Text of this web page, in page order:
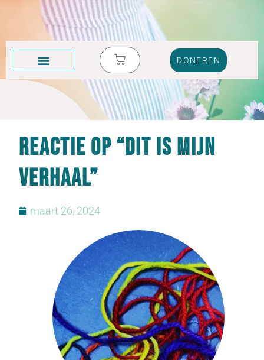
DONEREN
Reactie op “Dit is mijn
verhaal”
maart 26, 2024